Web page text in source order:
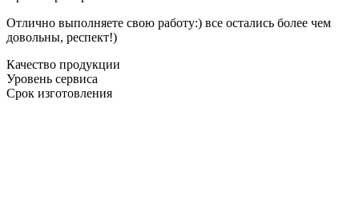
Отлично выполняете свою работу:) все остались более чем
довольны, респект!)
Качество продукции
Уровень сервиса
Срок изготовления